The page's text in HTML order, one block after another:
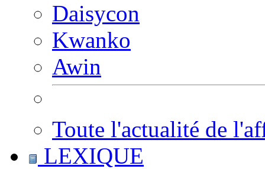
Daisycon
Kwanko
Awin
Toute l'actualité de
LEXIQUE